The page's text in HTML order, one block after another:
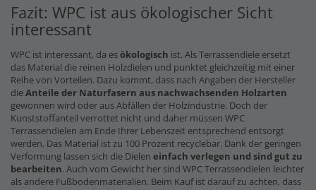
Fazit: WPC ist aus ökologischer Sicht
interessant
WPC ist interessant, da esökologisch ist. Als Terrassendiele ersetzt
das Material die reinen Holzdielen und punktet gleichzeitig mit einer
Reihe von Vorteilen. Dazu kommt, dass nach Angaben der Hersteller
dieAnteile der Naturfasern aus nachwachsenden Holzarten
gewonnen wird oder aus Abfällen der Holzindustrie. Doch der
Kunststoffanteil verrottet nicht und daher müssen WPC
Terrassendielen am Ende Ihrer Lebenszeit entsprechend entsorgt
werden. Das Material ist zu 100 Prozent recyclebar. Dank der geringen
Verformung lassen sich die Dielen einfach verlegen und sind gut zu
bearbeiten. Auch vom Gewicht her sind WPC Terrassendielen leichter
als andere Fußbodenmaterialien. Beim Kauf ist darauf zu achten, dass